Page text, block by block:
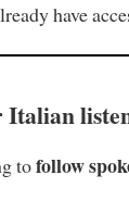
have
tofollow